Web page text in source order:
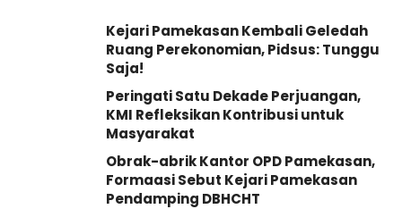
Kejari Pamekasan Kembali Geledah
Ruang Perekonomian, Pidsus: Tunggu
Saja!
Peringati Satu Dekade Perjuangan,
KMI Refleksikan Kontribusi untuk
Masyarakat
Obrak-abrik Kantor OPD Pamekasan,
Formaasi Sebut Kejari Pamekasan
Pendamping DBHCHT